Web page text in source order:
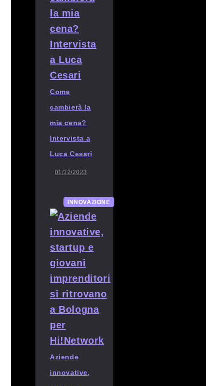
Come
cambierà la
mia cena?
Intervista a
Luca Cesari
01/12/2023
INNOVAZIONE
Aziende
innovative,